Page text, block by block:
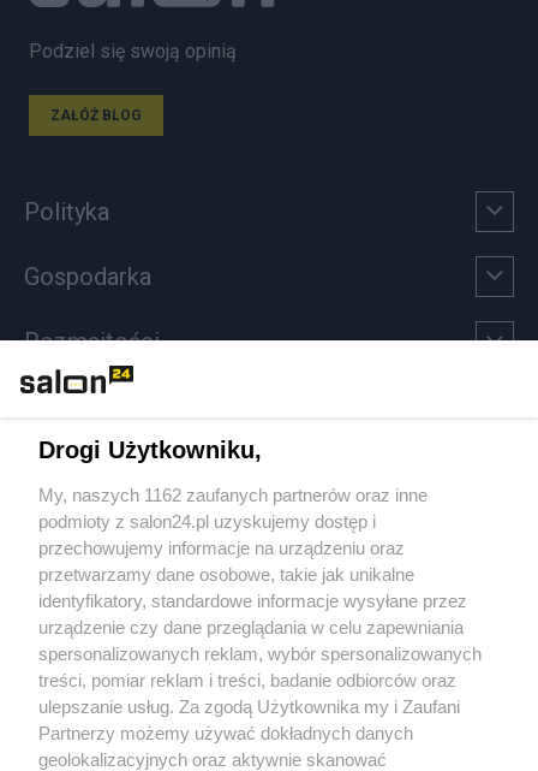
Podziel się swoją opinią
ZAŁÓŻ BLOG
Polityka
Gospodarka
Rozmaitości
Sport
Społeczeństwo
Kultura
X Facebook Instagram Youtube
Drogi Użytkowniku,
My, naszych 1162 zaufanych partnerów oraz inne
podmioty z salon24.pl uzyskujemy dostęp i
przechowujemy informacje na urządzeniu oraz
przetwarzamy dane osobowe, takie jak unikalne
identyfikatory, standardowe informacje wysyłane przez
urządzenie czy dane przeglądania w celu zapewniania
spersonalizowanych reklam, wybór spersonalizowanych
treści, pomiar reklam i treści, badanie odbiorców oraz
ulepszanie usług. Za zgodą Użytkownika my i Zaufani
Partnerzy możemy używać dokładnych danych
geolokalizacyjnych oraz aktywnie skanować